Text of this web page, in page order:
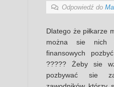
Odpowiedź do
Dlatego że piłkarze
można sie nich
finansowych
????? Żeby sie
pozbywać sie